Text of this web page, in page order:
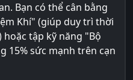
Bạn có thể cân bằng
Khí" (giúp duy trì thời
tập kỹ năng "Bộ
15% sức mạnh trên cạn